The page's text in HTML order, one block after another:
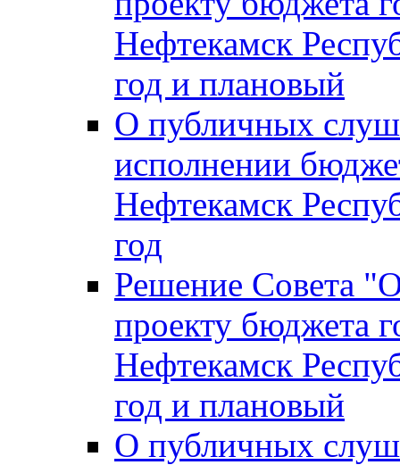
Нефтекамск
год и плановый
О публичных
исполнении
Нефтекамск
год
Решение Совета
проекту бюджета
Нефтекамск
год и плановый
О публичных